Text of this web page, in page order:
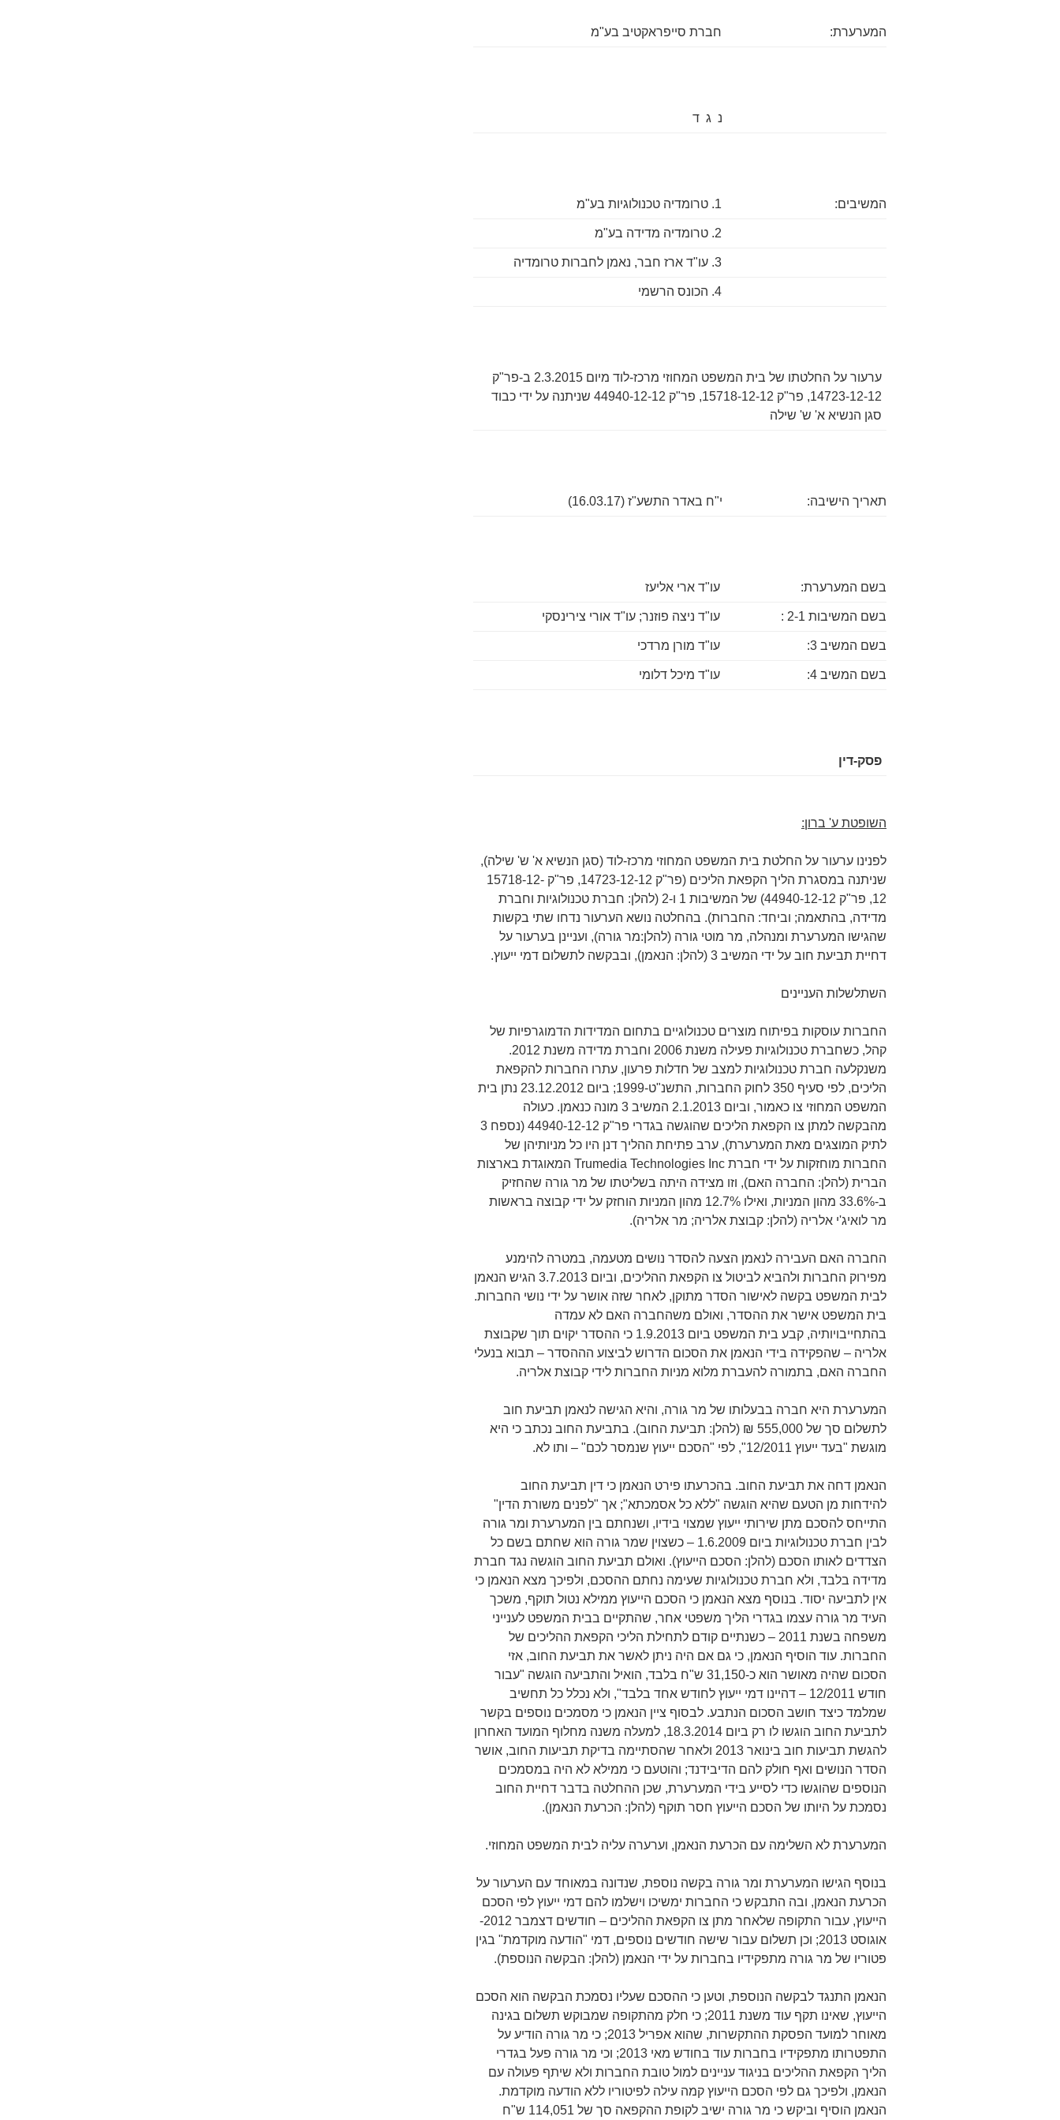
המערערת: חברת סייפראקטיב בע"מ
נ ג ד
המשיבים: 1. טרומדיה טכנולוגיות בע"מ
2. טרומדיה מדידה בע"מ
3. עו"ד ארז חבר, נאמן לחברות טרומדיה
4. הכונס הרשמי
ערעור על החלטתו של בית המשפט המחוזי מרכז-לוד מיום 2.3.2015 ב-פר"ק
14723-12-12, פר"ק 15718-12-12, פר"ק 44940-12-12 שניתנה על ידי כבוד
סגן הנשיא א' ש' שילה
תאריך הישיבה: י"ח באדר התשע"ז (16.03.17)
בשם המערערת: עו"ד ארי אליעז
בשם המשיבות 2-1 : עו"ד ניצה פוזנר; עו"ד אורי צירינסקי
בשם המשיב 3: עו"ד מורן מרדכי
בשם המשיב 4: עו"ד מיכל דלומי
פסק-דין
השופטת ע' ברון:
לפנינו ערעור על החלטת בית המשפט המחוזי מרכז-לוד (סגן הנשיא א' ש' שילה),
שניתנה במסגרת הליך הקפאת הליכים (פר"ק 14723-12-12, פר"ק 15718-12-
12, פר"ק 44940-12-12) של המשיבות 1 ו-2 (להלן: חברת טכנולוגיות וחברת
מדידה, בהתאמה; וביחד: החברות). בהחלטה נושא הערעור נדחו שתי בקשות
שהגישו המערערת ומנהלה, מר מוטי גורה (להלן:מר גורה), ועניינן בערעור על
דחיית תביעת חוב על ידי המשיב 3 (להלן: הנאמן), ובבקשה לתשלום דמי ייעוץ.
השתלשלות העניינים
החברות עוסקות בפיתוח מוצרים טכנולוגיים בתחום המדידות הדמוגרפיות של
קהל, כשחברת טכנולוגיות פעילה משנת 2006 וחברת מדידה משנת 2012.
משנקלעה חברת טכנולוגיות למצב של חדלות פרעון, עתרו החברות להקפאת
הליכים, לפי סעיף 350 לחוק החברות, התשנ"ט-1999; ביום 23.12.2012 נתן בית
המשפט המחוזי צו כאמור, וביום 2.1.2013 המשיב 3 מונה כנאמן. כעולה
מהבקשה למתן צו הקפאת הליכים שהוגשה בגדרי פר"ק 44940-12-12 (נספח 3
לתיק המוצגים מאת המערערת), ערב פתיחת ההליך דנן היו כל מניותיהן של
החברות מוחזקות על ידי חברת Trumedia Technologies Inc המאוגדת בארצות
הברית (להלן: החברה האם), וזו מצידה היתה בשליטתו של מר גורה שהחזיק
ב-33.6% מהון המניות, ואילו 12.7% מהון המניות הוחזק על ידי קבוצה בראשות
מר לואיג'י אלריה (להלן: קבוצת אלריה; מר אלריה).
החברה האם העבירה לנאמן הצעה להסדר נושים מטעמה, במטרה להימנע
מפירוק החברות ולהביא לביטול צו הקפאת ההליכים, וביום 3.7.2013 הגיש הנאמן
לבית המשפט בקשה לאישור הסדר מתוקן, לאחר שזה אושר על ידי נושי החברות.
בית המשפט אישר את ההסדר, ואולם משהחברה האם לא עמדה
בהתחייבויותיה, קבע בית המשפט ביום 1.9.2013 כי ההסדר יקוים תוך שקבוצת
אלריה – שהפקידה בידי הנאמן את הסכום הדרוש לביצוע הההסדר – תבוא בנעלי
החברה האם, בתמורה להעברת מלוא מניות החברות לידי קבוצת אלריה.
המערערת היא חברה בבעלותו של מר גורה, והיא הגישה לנאמן תביעת חוב
לתשלום סך של 555,000 ₪ (להלן: תביעת החוב). בתביעת החוב נכתב כי היא
מוגשת "בעד ייעוץ 12/2011", לפי "הסכם ייעוץ שנמסר לכם" – ותו לא.
הנאמן דחה את תביעת החוב. בהכרעתו פירט הנאמן כי דין תביעת החוב
להידחות מן הטעם שהיא הוגשה "ללא כל אסמכתא"; אך "לפנים משורת הדין"
התייחס להסכם מתן שירותי ייעוץ שמצוי בידיו, ושנחתם בין המערערת ומר גורה
לבין חברת טכנולוגיות ביום 1.6.2009 – כשצוין שמר גורה הוא שחתם בשם כל
הצדדים לאותו הסכם (להלן: הסכם הייעוץ). ואולם תביעת החוב הוגשה נגד חברת
מדידה בלבד, ולא חברת טכנולוגיות שעימה נחתם ההסכם, ולפיכך מצא הנאמן כי
אין לתביעה יסוד. בנוסף מצא הנאמן כי הסכם הייעוץ ממילא נטול תוקף, משכך
העיד מר גורה עצמו בגדרי הליך משפטי אחר, שהתקיים בבית המשפט לענייני
משפחה בשנת 2011 – כשנתיים קודם לתחילת הליכי הקפאת ההליכים של
החברות. עוד הוסיף הנאמן, כי גם אם היה ניתן לאשר את תביעת החוב, אזי
הסכום שהיה מאושר הוא כ-31,150 ש"ח בלבד, הואיל והתביעה הוגשה "עבור
חודש 12/2011 – דהיינו דמי ייעוץ לחודש אחד בלבד", ולא נכלל כל תחשיב
שמלמד כיצד חושב הסכום הנתבע. לבסוף ציין הנאמן כי מסמכים נוספים בקשר
לתביעת החוב הוגשו לו רק ביום 18.3.2014, למעלה משנה מחלוף המועד האחרון
להגשת תביעות חוב בינואר 2013 ולאחר שהסתיימה בדיקת תביעות החוב, אושר
הסדר הנושים ואף חולק להם הדיבידנד; והוטעם כי ממילא לא היה במסמכים
הנוספים שהוגשו כדי לסייע בידי המערערת, שכן ההחלטה בדבר דחיית החוב
נסמכת על היותו של הסכם הייעוץ חסר תוקף (להלן: הכרעת הנאמן).
המערערת לא השלימה עם הכרעת הנאמן, וערערה עליה לבית המשפט המחוזי.
בנוסף הגישו המערערת ומר גורה בקשה נוספת, שנדונה במאוחד עם הערעור על
הכרעת הנאמן, ובה התבקש כי החברות ימשיכו וישלמו להם דמי ייעוץ לפי הסכם
הייעוץ, עבור התקופה שלאחר מתן צו הקפאת ההליכים – חודשים דצמבר 2012-
אוגוסט 2013; וכן תשלום עבור שישה חודשים נוספים, דמי "הודעה מוקדמת" בגין
פטוריו של מר גורה מתפקידיו בחברות על ידי הנאמן (להלן: הבקשה הנוספת).
הנאמן התנגד לבקשה הנוספת, וטען כי ההסכם שעליו נסמכת הבקשה הוא הסכם
הייעוץ, שאינו תקף עוד משנת 2011; כי חלק מהתקופה שמבוקש תשלום בגינה
מאוחר למועד הפסקת ההתקשרות, שהוא אפריל 2013; כי מר גורה הודיע על
התפטרותו מתפקידיו בחברות עוד בחודש מאי 2013; וכי מר גורה פעל בגדרי
הליך הקפאת ההליכים בניגוד עניינים למול טובת החברות ולא שיתף פעולה עם
הנאמן, ולפיכך גם לפי הסכם הייעוץ קמה עילה לפיטוריו ללא הודעה מוקדמת.
הנאמן הוסיף וביקש כי מר גורה ישיב לקופת ההקפאה סך של 114,051 ש"ח